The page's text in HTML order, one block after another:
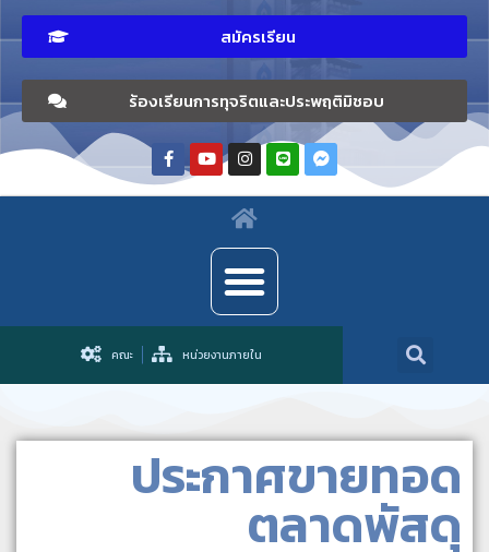
สมัครเรียน
ร้องเรียนการทุจริตและประพฤติมิชอบ
คณะ หน่วยงานภายใน
ประกาศขายทอด
ตลาดพัสดุ